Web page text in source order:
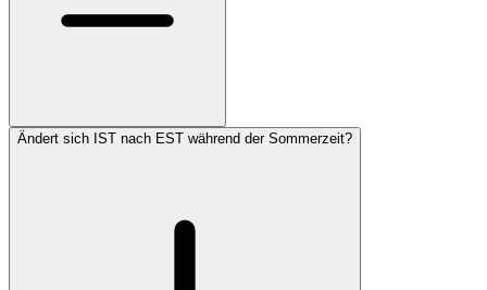
Ändert sich IST nach EST während der Sommerzeit?